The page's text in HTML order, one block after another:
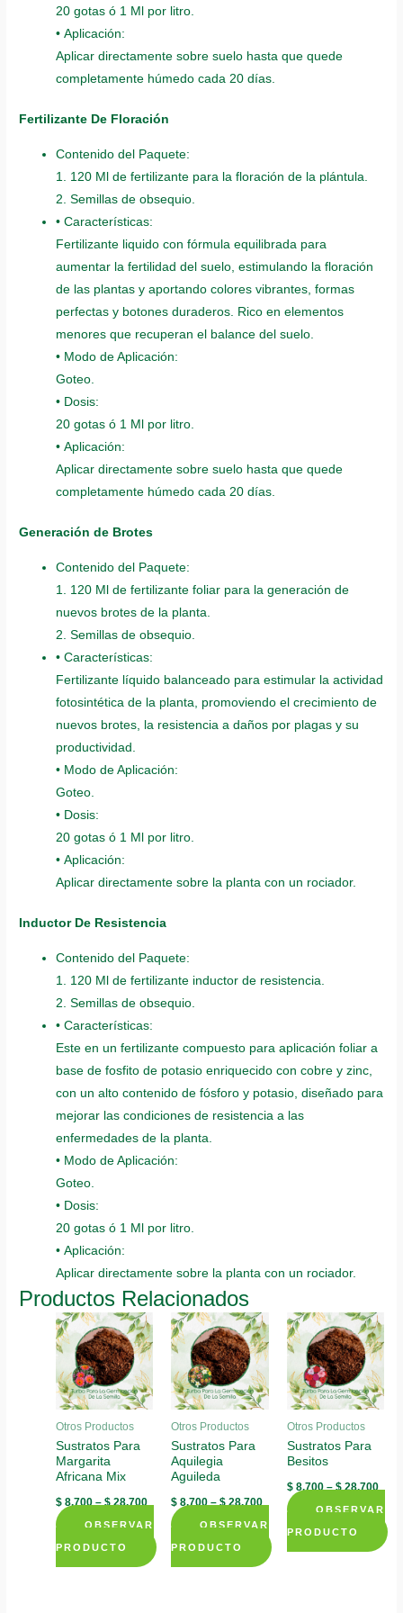
20 gotas ó 1 Ml por litro.
• Aplicación:
Aplicar directamente sobre suelo hasta que quede
completamente húmedo cada 20 días.
Fertilizante De Floración
Contenido del Paquete:
1. 120 Ml de fertilizante para la floración de la plántula.
2. Semillas de obsequio.
• Características:
Fertilizante liquido con fórmula equilibrada para
aumentar la fertilidad del suelo, estimulando la floración
de las plantas y aportando colores vibrantes, formas
perfectas y botones duraderos. Rico en elementos
menores que recuperan el balance del suelo.
• Modo de Aplicación:
Goteo.
• Dosis:
20 gotas ó 1 Ml por litro.
• Aplicación:
Aplicar directamente sobre suelo hasta que quede
completamente húmedo cada 20 días.
Generación de Brotes
Contenido del Paquete:
1. 120 Ml de fertilizante foliar para la generación de
nuevos brotes de la planta.
2. Semillas de obsequio.
• Características:
Fertilizante líquido balanceado para estimular la actividad
fotosintética de la planta, promoviendo el crecimiento de
nuevos brotes, la resistencia a daños por plagas y su
productividad.
• Modo de Aplicación:
Goteo.
• Dosis:
20 gotas ó 1 Ml por litro.
• Aplicación:
Aplicar directamente sobre la planta con un rociador.
Inductor De Resistencia
Contenido del Paquete:
1. 120 Ml de fertilizante inductor de resistencia.
2. Semillas de obsequio.
• Características:
Este en un fertilizante compuesto para aplicación foliar a
base de fosfito de potasio enriquecido con cobre y zinc,
con un alto contenido de fósforo y potasio, diseñado para
mejorar las condiciones de resistencia a las
enfermedades de la planta.
• Modo de Aplicación:
Goteo.
• Dosis:
20 gotas ó 1 Ml por litro.
• Aplicación:
Aplicar directamente sobre la planta con un rociador.
Productos Relacionados
Otros Productos
Sustratos Para
Margarita
Africana Mix
$ 8.700–$28.700
OBSERVAR
PRODUCTO
This
Otros Productos
Sustratos Para
Aquilegia
Aguileda
$ 8.700–$28.700
OBSERVAR
PRODUCTO
This
Otros Productos
Sustratos Para
Besitos
$8.700–$28.700
OBSERVAR
PRODUCTO
This